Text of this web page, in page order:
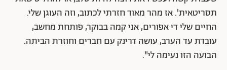
תסריטאית'. אז מהר מאוד חזרתי לכתוב, וזה העוגן שלי.
החיים שלי די אפורים, אני קמה בבוקר, פותחת מחשב,
עובדת עד הערב, עושה דרינק עם חברים וחוזרת הביתה.
הבועה הזו נעימה לי".